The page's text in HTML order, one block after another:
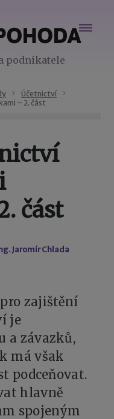
podnikatele
Účetnictví
– 2. část
část
Jaromír Chlada
zajištění
je
a závazků,
má však
podceňovat.
hlavně
spojeným